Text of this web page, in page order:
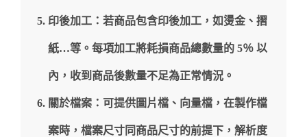
印後加工：若商品包含印後加工，如燙金、摺
紙…等。每項加工將耗損商品總數量的 5％ 以
內，收到商品後數量不足為正常情況。
關於檔案：可提供圖片檔、向量檔，在製作檔
案時，檔案尺寸同商品尺寸的前提下，解析度